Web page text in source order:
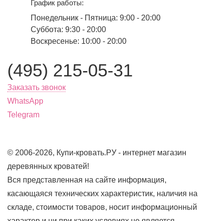
График работы:
Понедельник - Пятница: 9:00 - 20:00
Суббота: 9:30 - 20:00
Воскресенье: 10:00 - 20:00
(495) 215-05-31
Заказать звонок
WhatsApp
Telegram
© 2006-2026, Купи-кровать.РУ - интернет магазин
деревянных кроватей!
Вся представленная на сайте информация,
касающаяся технических характеристик, наличия на
складе, стоимости товаров, носит информационный